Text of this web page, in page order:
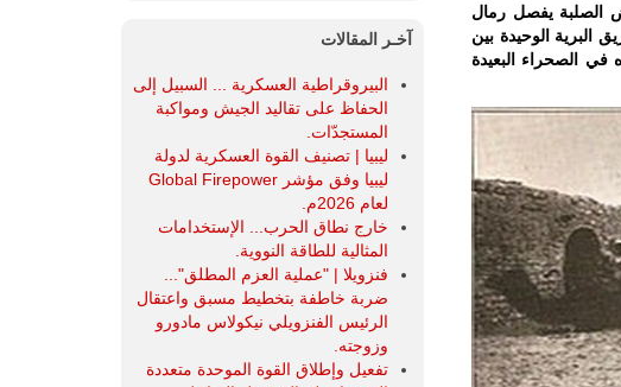
الصلبة يفصل رمال
البرية الوحيدة بين
في الصحراء البعيدة
آخـر المقالات
البيروقراطية العسكرية ... السبيل إلى
الحفاظ على تقاليد الجيش ومواكبة
المستجدّات.
ليبيا | تصنيف القوة العسكرية لدولة
ليبيا وفق مؤشر Global Firepower
لعام 2026م.
خارج نطاق الحرب... الإستخدامات
المثالية للطاقة النووية.
فنزويلا | "عملية العزم المطلق"...
ضربة خاطفة بتخطيط مسبق واعتقال
الرئيس الفنزويلي نيكولاس مادورو
وزوجته.
تفعيل وإطلاق القوة الموحدة متعددة